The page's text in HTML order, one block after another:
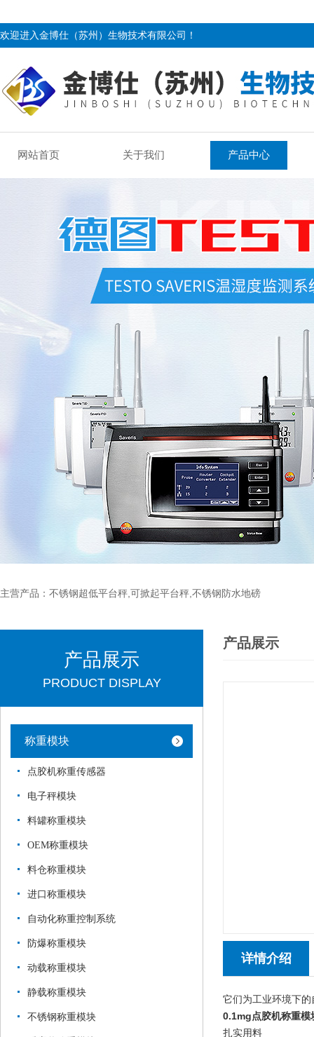
欢迎进入金博仕（苏州）生物技术有限公司！
网站首页 关于我们 产品中心
主营产品：不锈钢超低平台秤,可掀起平台秤,不锈钢防水地磅
产品展示
PRODUCT DISPLAY
称重模块
点胶机称重传感器
电子秤模块
料罐称重模块
OEM称重模块
料仓称重模块
进口称重模块
自动化称重控制系统
防爆称重模块
动载称重模块
静载称重模块
不锈钢称重模块
产品展示
详情介绍
它们为工业环境下
0.1mg点胶机称重模
扎实用料